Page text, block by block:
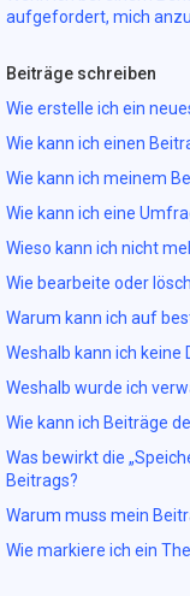
aufgefordert, mich
Beiträge schreiben
Wie erstelle ich ein
Wie kann ich einen
Wie kann ich meinem
Wie kann ich eine
Wieso kann ich nicht
Wie bearbeite oder
Warum kann ich auf
Weshalb kann ich
Weshalb wurde ich
Wie kann ich Beiträge
Was bewirkt die
Beitrags?
Warum muss mein
Wie markiere ich ein